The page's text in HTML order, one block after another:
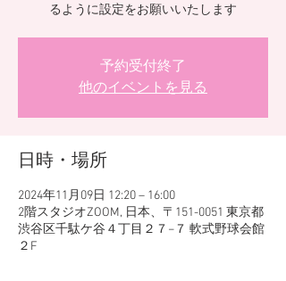
るように設定をお願いいたします
予約受付終了
他のイベントを見る
日時・場所
2024年11月09日 12:20 – 16:00
2階スタジオZOOM, 日本、〒151-0051 東京都
渋谷区千駄ケ谷４丁目２７−７ 軟式野球会館
２F